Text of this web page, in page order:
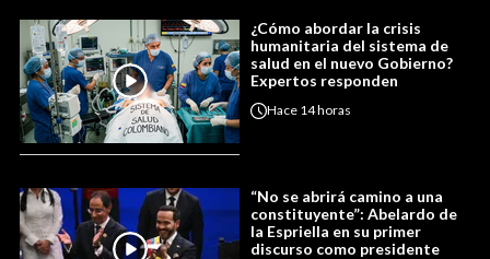
¿Cómo abordar la crisis
humanitaria del sistema de
salud en el nuevo Gobierno?
Expertos responden
Hace 14 horas
“No se abrirá camino a una
constituyente”: Abelardo de
la Espriella en su primer
discurso como presidente